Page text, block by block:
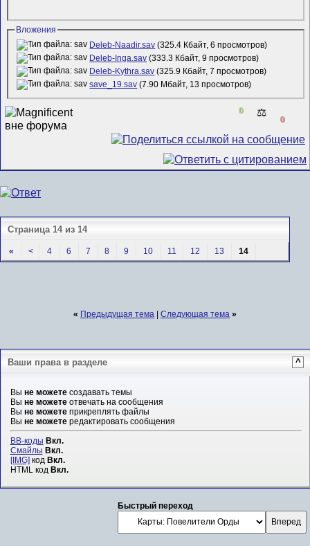
Вложения
Deleb-Naadir.sav (325.4 Кбайт, 6 просмотров)
Deleb-Inga.sav (333.3 Кбайт, 9 просмотров)
Deleb-Kythra.sav (325.9 Кбайт, 7 просмотров)
save_19.sav (7.90 Мбайт, 13 просмотров)
0 ⚖️
0
Страница 14 из 14
« < 4 6 7 8 9 10 11 12 13 14
« Предыдущая тема Следующая тема »
Ваши права в разделе ^
Вы не можетесоздавать темы
Вы не можетеотвечать на сообщения
Вы не можетеприкреплять файлы
Вы не можетередактировать сообщения
BB-коды Вкл.
Смайлы Вкл.
[IMG] код Вкл.
HTML код Вкл.
Быстрый переход